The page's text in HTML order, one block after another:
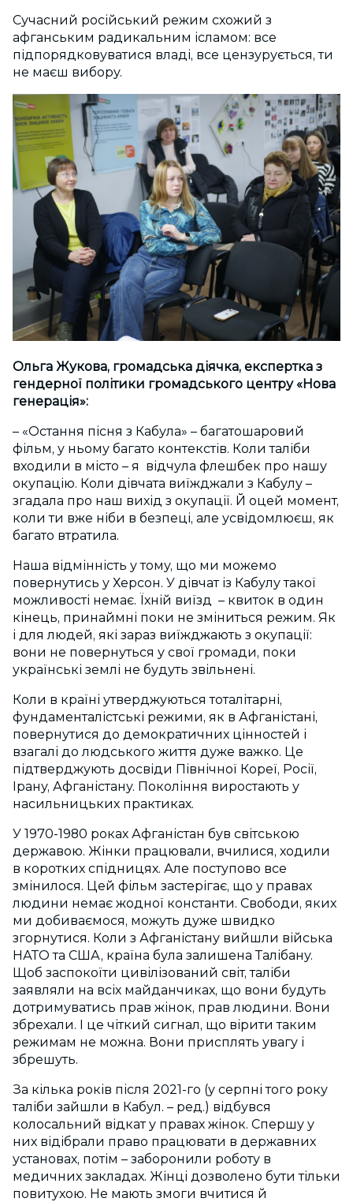
Сучасний російський режим схожий з
афганським радикальним ісламом: все
підпорядковуватися владі, все цензурується, ти
не маєш вибору.
Ольга Жукова, громадська діячка, експертка з
гендерної політики громадського центру «Нова
генерація»:
– «Остання пісня з Кабула» – багатошаровий
фільм, у ньому багато контекстів. Коли таліби
входили в місто – я відчула флешбек про нашу
окупацію. Коли дівчата виїжджали з Кабулу –
згадала про наш вихід з окупації. Й оцей момент,
коли ти вже ніби в безпеці, але усвідомлюєш, як
багато втратила.
Наша відмінність у тому, що ми можемо
повернутись у Херсон. У дівчат із Кабулу такої
можливості немає. Їхній виїзд – квиток в один
кінець, принаймні поки не зміниться режим. Як
і для людей, які зараз виїжджають з окупації:
вони не повернуться у свої громади, поки
українські землі не будуть звільнені.
Коли в країні утверджуються тоталітарні,
фундаменталістські режими, як в Афганістані,
повернутися до демократичних цінностей і
взагалі до людського життя дуже важко. Це
підтверджують досвіди Північної Кореї, Росії,
Ірану, Афганістану. Покоління виростають у
насильницьких практиках.
У 1970-1980 роках Афганістан був світською
державою. Жінки працювали, вчилися, ходили
в коротких спідницях. Але поступово все
змінилося. Цей фільм застерігає, що у правах
людини немає жодної константи. Свободи, яких
ми добиваємося, можуть дуже швидко
згорнутися. Коли з Афганістану вийшли війська
НАТО та США, країна була залишена Талібану.
Щоб заспокоїти цивілізований світ, таліби
заявляли на всіх майданчиках, що вони будуть
дотримуватись прав жінок, прав людини. Вони
збрехали. І це чіткий сигнал, що вірити таким
режимам не можна. Вони присплять увагу і
збрешуть.
За кілька років після 2021-го (у серпні того року
таліби зайшли в Кабул. – ред.) відбувся
колосальний відкат у правах жінок. Спершу у
них відібрали право працювати в державних
установах, потім – заборонили роботу в
медичних закладах. Жінці дозволено бути тільки
повитухою. Не мають змоги вчитися й